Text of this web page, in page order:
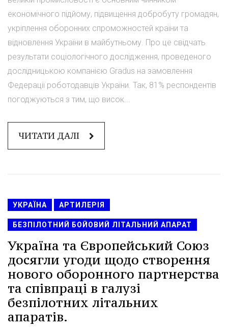
економічного підйому, підвищення добробуту громадян,
укріплення оборонних спроможностей країни та
відновлення України в майбутньому. Про це свідчать
результати соціологічного дослідження, проведеного
дослідницькою компанією Gradus на замовлення
Федерації роботодавців України. Так, 81% респондентів
погоджуються з тим, що висок...
ЧИТАТИ ДАЛІ
УКРАЇНА АРТИЛЕРІЯ
БЕЗПІЛОТНИЙ БОЙОВИЙ ЛІТАЛЬНИЙ АПАРАТ
Україна та Європейський Союз
досягли угоди щодо створення
нового оборонного партнерства
та співпраці в галузі
безпілотних літальних
апаратів.